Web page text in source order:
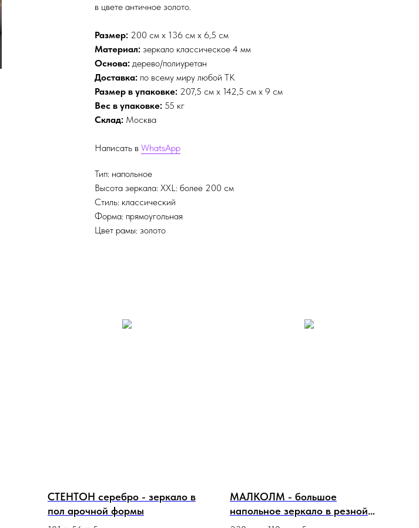
в цвете античное золото.
Размер: 200 см х 136 см х 6,5 см
Материал: зеркало классическое 4 мм
Основа: дерево/полиуретан
Доставка: по всему миру любой ТК
Размер в упаковке: 207,5 см х 142,5 см х 9 см
Вес в упаковке: 55 кг
Склад: Москва
Написать в WhatsApp
Тип: напольное
Высота зеркала: XXL: более 200 см
Стиль: классический
Форма: прямоугольная
Цвет рамы: золото
СТЕНТОН серебро - зеркало в
пол арочной формы
МАЛКОЛМ - большое
напольное зеркало в резной
золотой раме